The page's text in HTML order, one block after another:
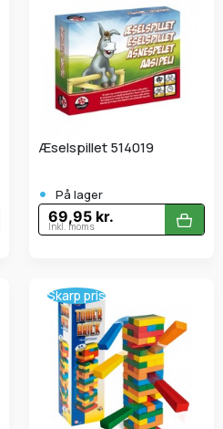
æselspillet 514019
• På lager
69,95 kr.
Inkl. moms
Skarp pris